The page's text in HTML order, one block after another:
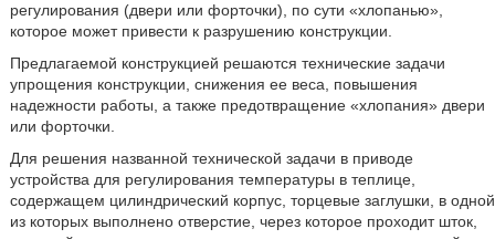
регулирования (двери или форточки), по сути «хлопанью»,
которое может привести к разрушению конструкции.
Предлагаемой конструкцией решаются технические задачи
упрощения конструкции, снижения ее веса, повышения
надежности работы, а также предотвращение «хлопания» двери
или форточки.
Для решения названной технической задачи в приводе
устройства для регулирования температуры в теплице,
содержащем цилиндрический корпус, торцевые заглушки, в одной
из которых выполнено отверстие, через которое проходит шток,